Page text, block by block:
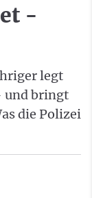
-
legt
und bringt
die Polizei